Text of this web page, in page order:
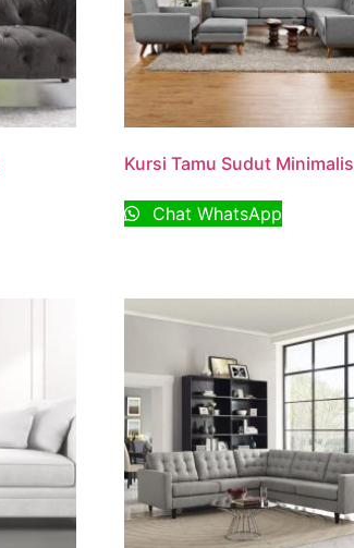
Kursi Tamu Sudut Minimalis
Chat WhatsApp